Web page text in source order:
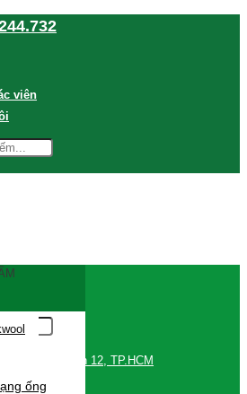
viên
Riêng, Quận 12, TP.HCM
ống